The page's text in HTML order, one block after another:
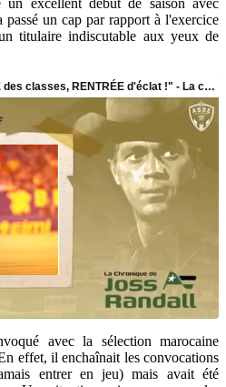
un excellent début de saison avec
un cap par rapport à l'exercice
titulaire indiscutable aux yeux de
avec la sélection marocaine
effet, il enchaînait les convocations
entrer en jeu) mais avait été